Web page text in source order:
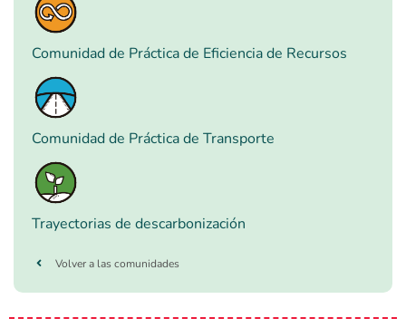
Comunidad de Práctica de Eficiencia de Recursos
Comunidad de Práctica de Transporte
Trayectorias de descarbonización
Volver a las comunidades